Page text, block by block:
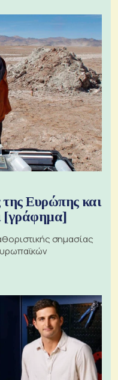
Ευρώπης και
[γράφημα]
σημασίας